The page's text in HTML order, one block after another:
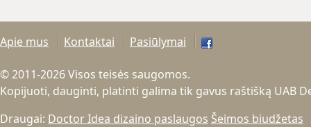
Apie mus Kontaktai Pasiūlymai
© 2011-2026 Visos teisės saugomos.
Kopijuoti, dauginti, platinti galima tik gavus raštišką UAB
Draugai: Doctor Idea dizaino paslaugos Šeimos biudžetas